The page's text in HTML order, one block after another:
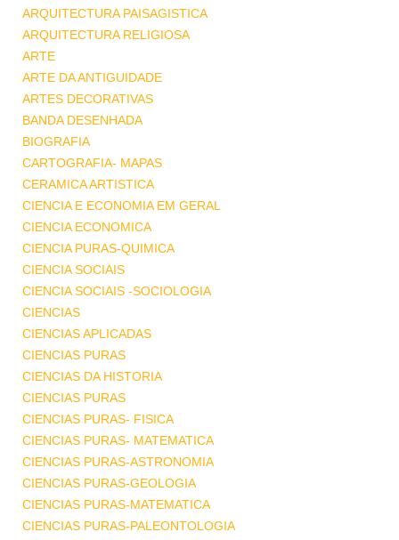
ARQUITECTURA PAISAGISTICA
ARQUITECTURA RELIGIOSA
ARTE
ARTE DA ANTIGUIDADE
ARTES DECORATIVAS
BANDA DESENHADA
BIOGRAFIA
CARTOGRAFIA- MAPAS
CERAMICA ARTISTICA
CIENCIA E ECONOMIA EM GERAL
CIENCIA ECONOMICA
CIENCIA PURAS-QUIMICA
CIENCIA SOCIAIS
CIENCIA SOCIAIS -SOCIOLOGIA
CIENCIAS
CIENCIAS APLICADAS
CIENCIAS PURAS
CIENCIAS DA HISTORIA
CIENCIAS PURAS
CIENCIAS PURAS- FISICA
CIENCIAS PURAS- MATEMATICA
CIENCIAS PURAS-ASTRONOMIA
CIENCIAS PURAS-GEOLOGIA
CIENCIAS PURAS-MATEMATICA
CIENCIAS PURAS-PALEONTOLOGIA